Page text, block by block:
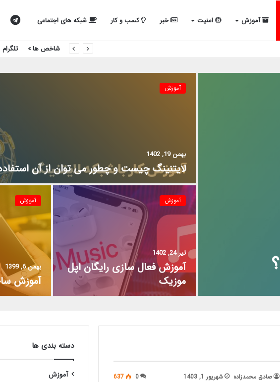
آموزش امنیت خبر کسب و کار شبکه های اجتماعی کانال
شاخص ها » تلگرام
آموزش
بهمن 19, 1402
لایتنینگ چیست و چطور می توان از آن
آموزش
تیر 24, 1402
آموزش فعال سازی رایگان اپل
موزیک
آموزش
بهمن 6, 1399
آموزش
صادق محمدزاده شهریور 1, 1403 0
637
دسته بندی ها
آموزش